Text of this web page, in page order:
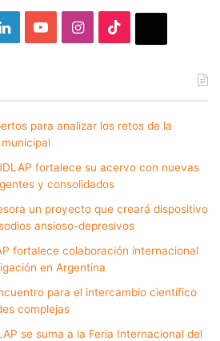
LinkedInYouTubeInstagram
para analizar los retos de la
fortalece su acervo con nuevas
y consolidados
un proyecto que creará dispositivo
ansioso-depresivos
fortalece colaboración internacional
en Argentina
para el intercambio científico
complejas
se suma a la Feria Internacional del